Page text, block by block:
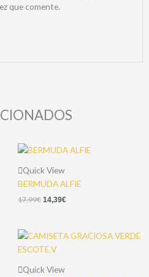
que comente.
Quick View
BERMUDA ALFIE
17,99€ 14,39€
Quick View